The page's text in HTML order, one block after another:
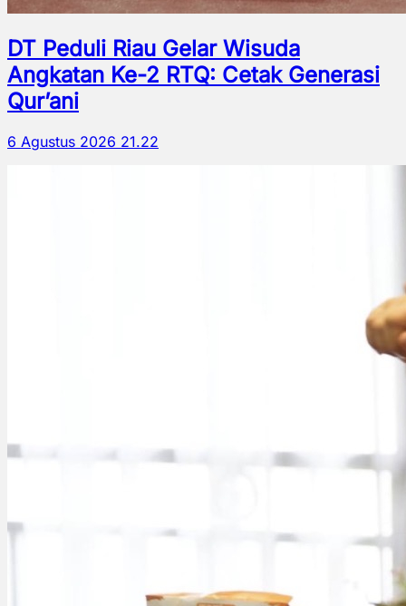
DT Peduli Riau Gelar Wisuda
Angkatan Ke-2 RTQ: Cetak Generasi
Qur’ani
6 Agustus 2026 21.22